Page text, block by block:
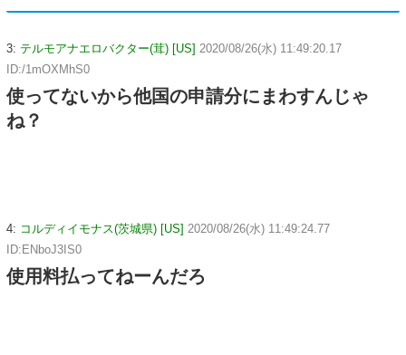
3: テルモアナエロバクター(茸) [US] 2020/08/26(水) 11:49:20.17
ID:/1mOXMhS0
使ってないから他国の申請分にまわすんじゃ
ね？
4: コルディイモナス(茨城県) [US] 2020/08/26(水) 11:49:24.77
ID:ENboJ3IS0
使用料払ってねーんだろ